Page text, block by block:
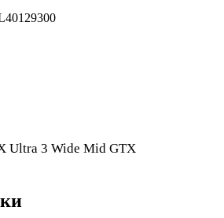
Ultra 3 Wide Mid GTX